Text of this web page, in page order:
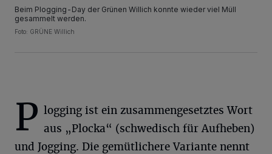
Beim Plogging-Day der Grünen Willich konnte wieder viel Müll
gesammelt werden.
Foto: GRÜNE Willich
P logging ist ein zusammengesetztes Wort
aus „Plocka“ (schwedisch für Aufheben)
und Jogging. Die gemütlichere Variante nennt